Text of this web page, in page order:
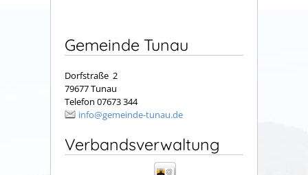
Gemeinde Tunau
Dorfstraße 2
79677 Tunau
Telefon 07673 344
info@gemeinde-tunau.de
Verbandsverwaltung